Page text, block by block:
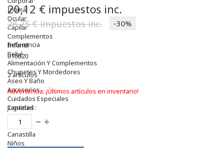
Intima
Ocular
Capilar
Complementos
Infantil
Bebé
Alimentación Y Complementos
Chupetes Y Mordedores
Aseo Y Baño
Accesorios
Cuidados Especiales
Juguetes
Mama
Regalos
Canastilla
Niños
20,12 € impuestos inc.
28,75 €impuestos inc. -30%
Referencia
010820
2artículos
Advertencia: ¡Últimos artículos en inventario!
Cantidad :